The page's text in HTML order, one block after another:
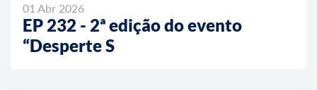
01 Abr 2026
EP 232 - 2ª edição do evento
“Desperte S